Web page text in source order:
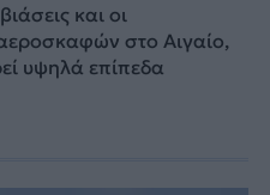
και οι
στο Αιγαίο,
υψηλά επίπεδα